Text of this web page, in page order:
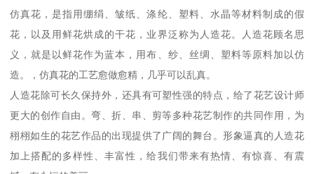
仿真花，是指用绷绢、皱纸、涤纶、塑料、水晶等材料制成的假
花，以及用鲜花烘成的干花，业界泛称为人造花。人造花顾名思
义，就是以鲜花作为蓝本，用布、纱、丝绸、塑料等原料加以仿
造。，仿真花的工艺愈做愈精，几乎可以乱真。
人造花除可长久保持外，还具有可塑性强的特点，给了花艺设计师
更大的创作自由。弯、折、串、剪等多种花艺制作的共同作用，为
栩栩如生的花艺作品的出现提供了广阔的舞台。形象逼真的人造花
加上搭配的多样性、丰富性，给我们带来有热情、有惊喜、有震